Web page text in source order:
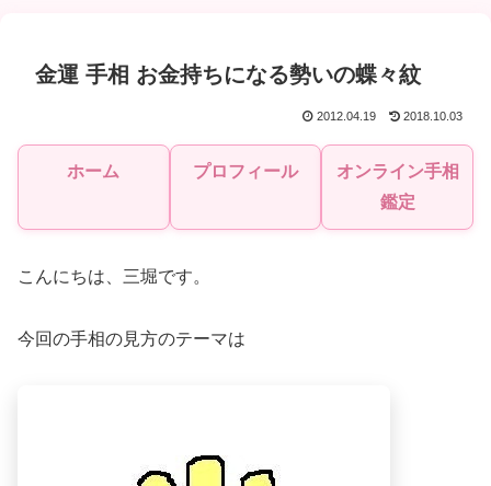
金運 手相 お金持ちになる勢いの蝶々紋
2012.04.19 2018.10.03
ホーム プロフィール
オンライン手相
鑑定
こんにちは、三堀です。
今回の手相の見方のテーマは